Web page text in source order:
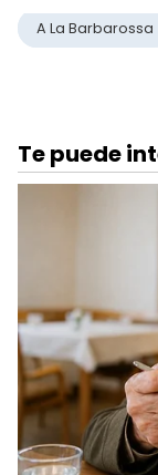
A La Barbarossa